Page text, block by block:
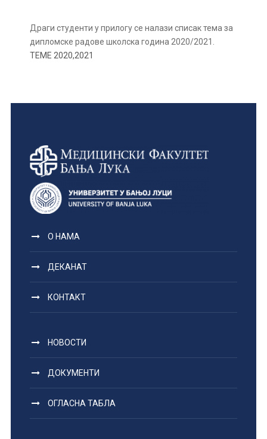
Драги студенти у прилогу се налази списак тема за
дипломске радове школска година 2020/2021.
ТЕМЕ 2020,2021
О НАМА
ДЕКАНАТ
КОНТАКТ
НОВОСТИ
ДОКУМЕНТИ
ОГЛАСНА ТАБЛА